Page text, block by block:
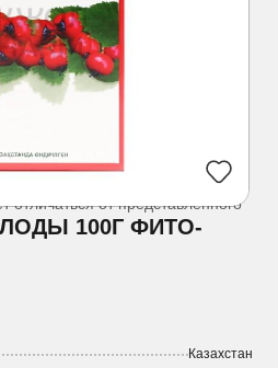
от представленного
100Г ФИТО-
Казахстан